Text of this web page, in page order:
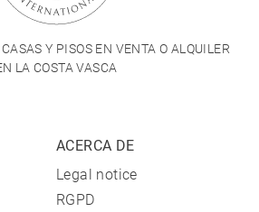
Y PISOS EN VENTA O ALQUILER
LA COSTA VASCA
ACERCA DE
Legal notice
RGPD